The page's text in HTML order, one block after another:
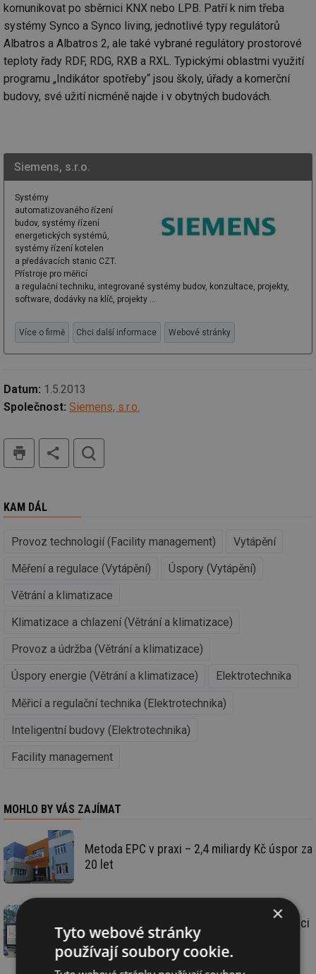
komunikovat po sběrnici KNX nebo LPB. Patří k nim třeba
systémy Synco a Synco living, jednotlivé typy regulátorů
Albatros a Albatros 2, ale také vybrané regulátory prostorové
teploty řady RDF, RDG, RXB a RXL. Typickými oblastmi využití
programu „Indikátor spotřeby“ jsou školy, úřady a komerční
budovy, své užití nicméně najde i v obytných budovách.
Siemens, s.r.o.
Systémy
automatizovaného řízení
budov, systémy řízení
energetických systémů,
systémy řízení kotelen
a předávacích stanic CZT.
Přístroje pro měřicí
a regulační techniku, integrované systémy budov, konzultace, projekty,
software, dodávky na klíč, projekty ...
Více o firmě Chci další informace Webové stránky
Datum: 1.5.2013
Společnost: Siemens, s.r.o.
KAM DÁL
Provoz technologií (Facility management) Vytápění
Měření a regulace (Vytápění) Úspory (Vytápění)
Větrání a klimatizace
Klimatizace a chlazení (Větrání a klimatizace)
Provoz a údržba (Větrání a klimatizace)
Úspory energie (Větrání a klimatizace) Elektrotechnika
Měřicí a regulační technika (Elektrotechnika)
Inteligentní budovy (Elektrotechnika)
Facility management
MOHLO BY VÁS ZAJÍMAT
Metoda EPC v praxi – 2,4 miliardy Kč úspor za
20 let
Desigo CC integruje v jediné ovládací stanici
všechny technické systémy v budově
×
Tyto webové stránky
používají soubory cookie.